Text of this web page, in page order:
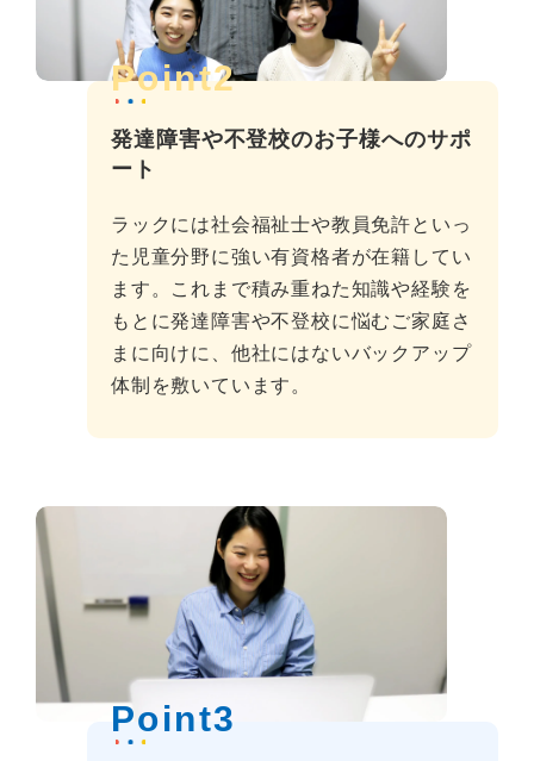
Point2
発達障害や不登校のお子様へのサポ
ート
ラックには社会福祉士や教員免許といっ
た児童分野に強い有資格者が在籍してい
ます。これまで積み重ねた知識や経験を
もとに発達障害や不登校に悩むご家庭さ
まに向けに、他社にはないバックアップ
体制を敷いています。
Point3